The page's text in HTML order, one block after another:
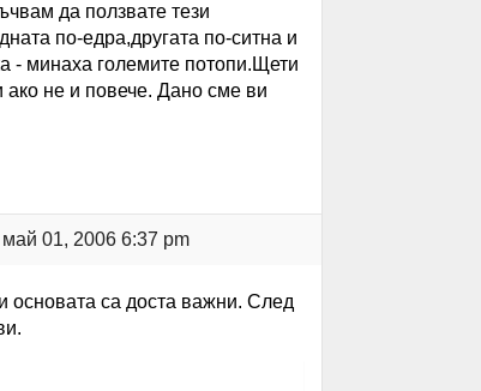
да ползвате тези
по-едра,другата по-ситна и
- минаха големите потопи.Щети
ако не и повече. Дано сме ви
01, 2006 6:37 pm
основата са доста важни. След